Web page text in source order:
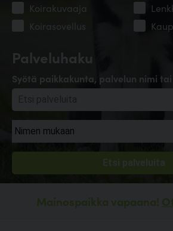
Palveluhaku
Syötä paikkakunta, palvelun nimi
Koirakuvaaja
Koirasovellus
Mainospaikka vapaana!